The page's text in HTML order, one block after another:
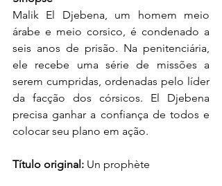
Malik El Djebena, um homem meio
árabe e meio corsico, é condenado a
seis anos de prisão. Na penitenciária,
ele recebe uma série de missões a
serem cumpridas, ordenadas pelo líder
da facção dos córsicos. El Djebena
precisa ganhar a confiança de todos e
colocar seu plano em ação.
Título original: Un prophète